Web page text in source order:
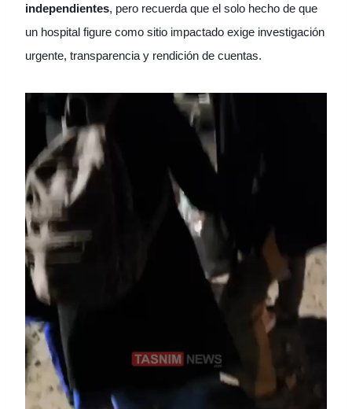
independientes, pero recuerda que el solo hecho de que
un hospital figure como sitio impactado exige investigación
urgente, transparencia y rendición de cuentas.